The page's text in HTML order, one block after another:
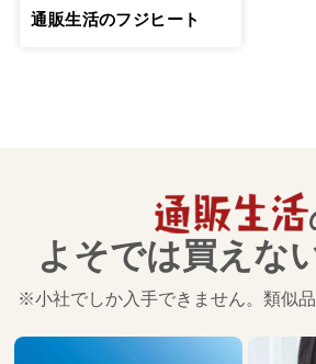
通販生活のフジヒート
よそでは買えな
※小社でしか入手できません。類似品